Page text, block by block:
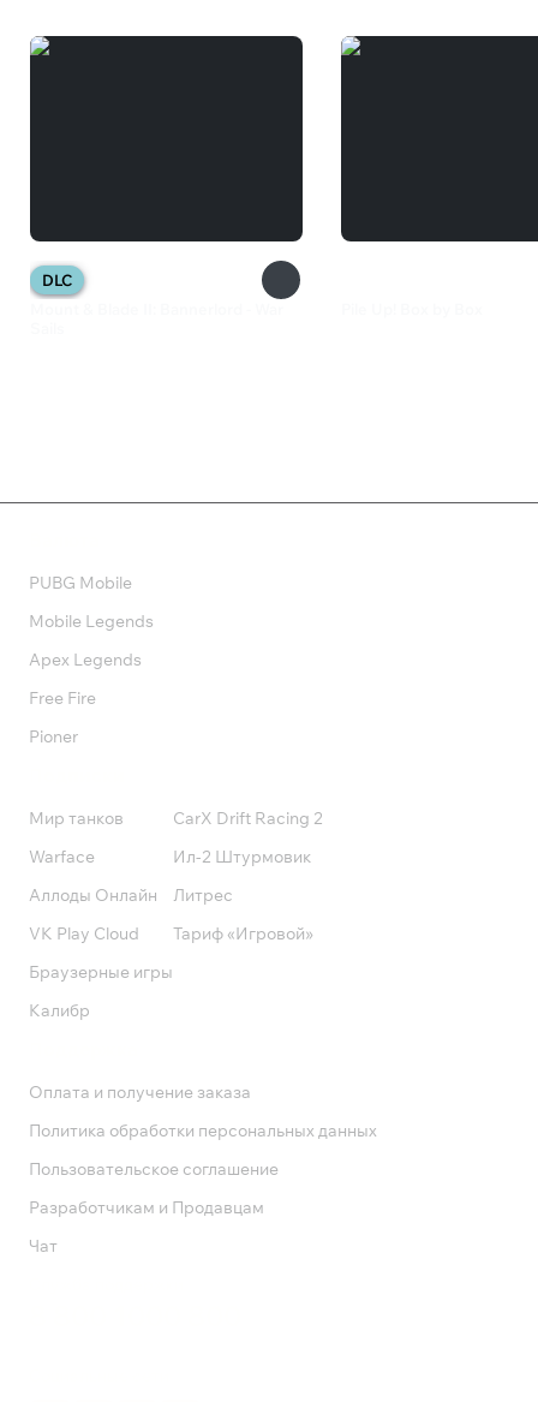
DLC
PUBG Mobile
Mobile Legends
Apex Legends
Free Fire
Pioner
Мир танков
Warface
Аллоды Онлайн
VK Play Cloud
Браузерные игры
Калибр
CarX Drift Racing 2
Ил-2 Штурмовик
Литрес
Тариф «Игровой»
Оплата и получение заказа
Политика обработки персональных данных
Пользовательское соглашение
Разработчикам и Продавцам
Чат